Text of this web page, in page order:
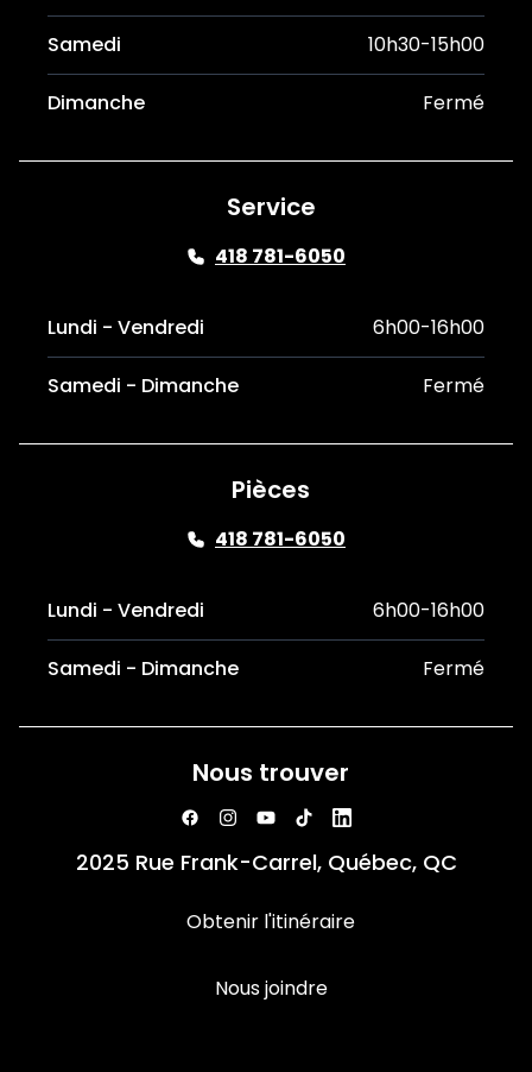
Samedi 10h30-15h00
Dimanche Fermé
Service
418 781-6050
Lundi - Vendredi 6h00-16h00
Samedi - Dimanche Fermé
Pièces
418 781-6050
Lundi - Vendredi 6h00-16h00
Samedi - Dimanche Fermé
Nous trouver
2025 Rue Frank-Carrel, Québec, QC
Obtenir l'itinéraire
Nous joindre